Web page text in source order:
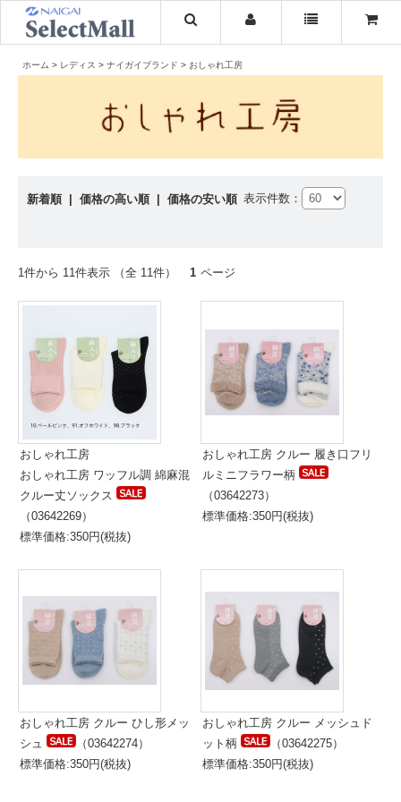
ホーム レディス ナイガイブランド おしゃれ工房
新着順 | 価格の高い順 | 価格の安い順 表示件数：
1件から 11件表示 （全 11件） 1 ページ
おしゃれ工房
おしゃれ工房 ワッフル調 綿麻混
クルー丈ソックス
（03642269）
標準価格:350円(税抜)
おしゃれ工房 クルー 履き口フリ
ルミニフラワー柄
（03642273）
標準価格:350円(税抜)
おしゃれ工房 クルー ひし形メッ
シュ
（03642274）
標準価格:350円(税抜)
おしゃれ工房 クルー メッシュド
ット柄
（03642275）
標準価格:350円(税抜)